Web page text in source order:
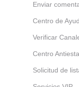
Enviar
Centro de
Verificar
Centro
Solicitud de